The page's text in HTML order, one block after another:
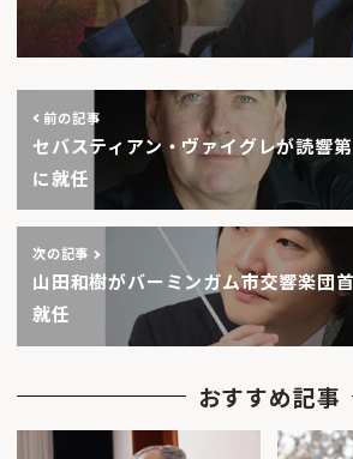
前の記事
セバスティアン・ヴァイグレが読響
に就任
次の記事
山田和樹がバーミンガム市交響楽団
就任
おすすめ記事